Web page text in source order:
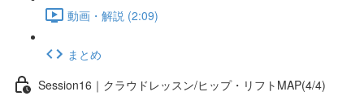
動画・解説 (2:09)
まとめ
Session16｜クラウドレッスン/ヒップ・リフトMAP(4/4)